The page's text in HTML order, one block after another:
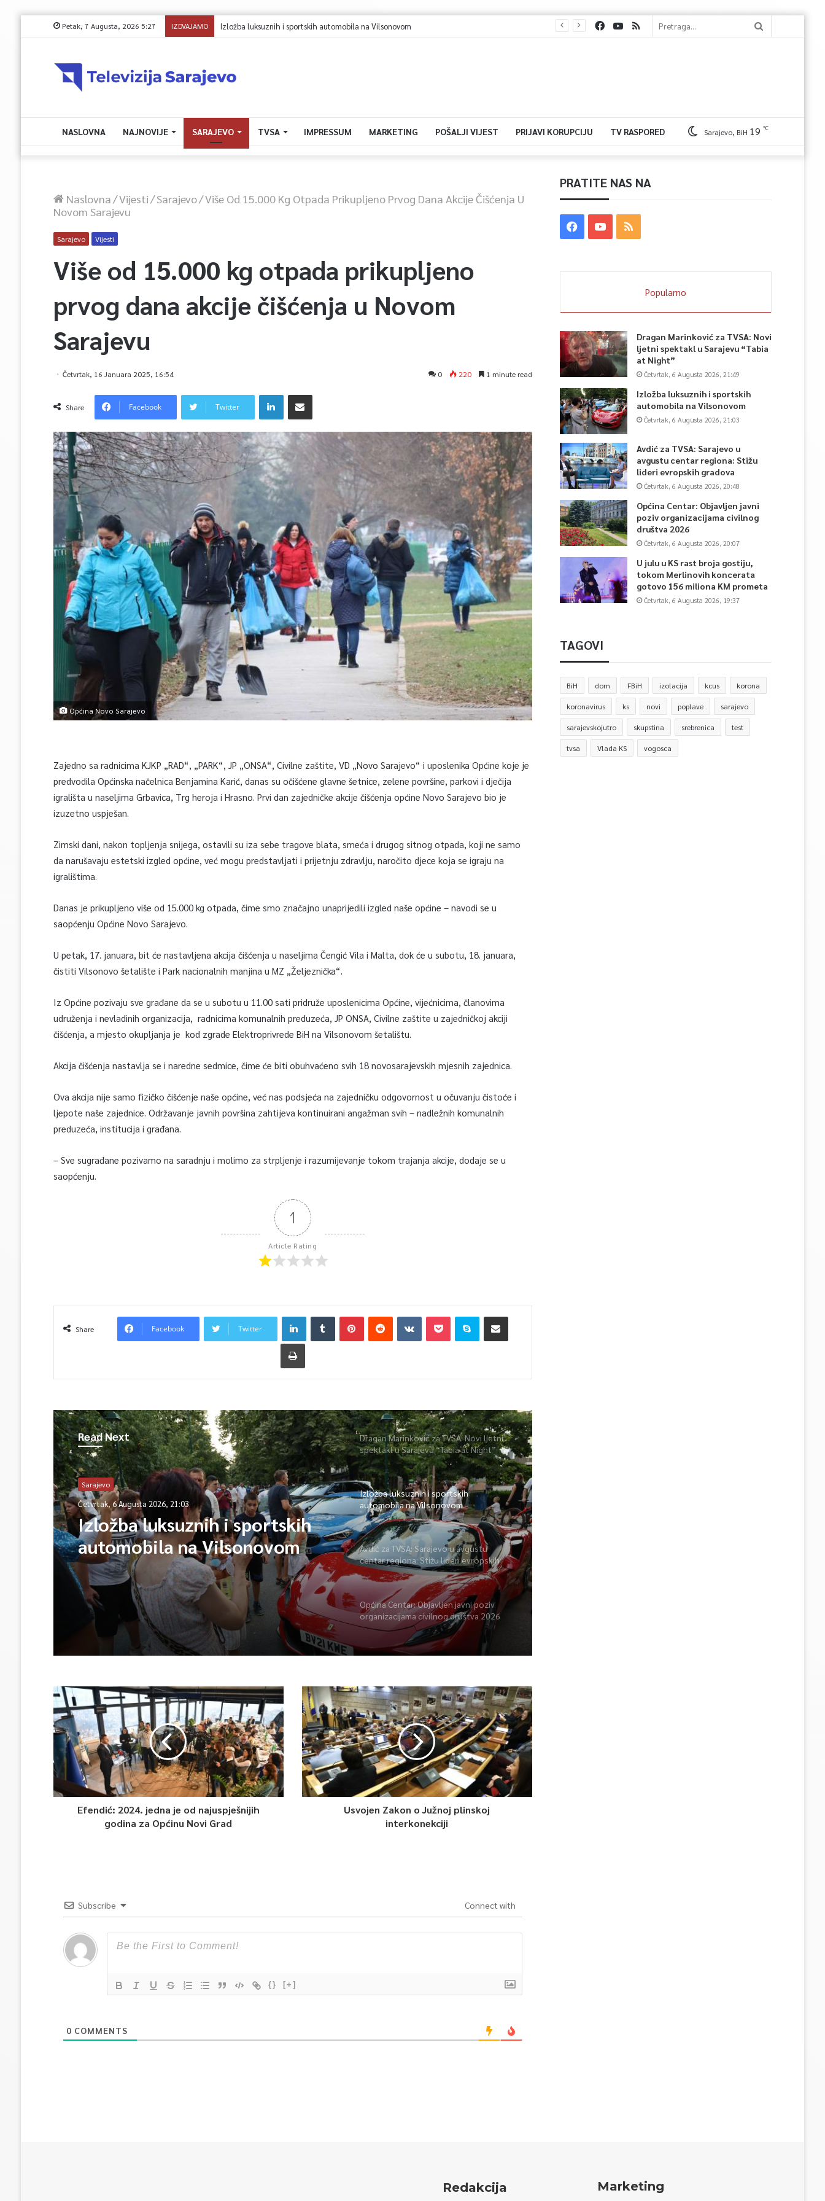
Petak, 7 Augusta, 2026 5:27 IZDVAJAMO Avdić za TVSA: Sarajevo u avgustu centar regiona: Stižu lideri evropskih gradova
NASLOVNA NAJNOVIJE SARAJEVO TVSA IMPRESSUM MARKETING POŠALJI VIJEST PRIJAVI KORUPCIJU TV RASPORED Sarajevo, BiH 19 ℃
Naslovna/Vijesti/Sarajevo/Više Od 15.000 Kg Otpada Prikupljeno Prvog Dana Akcije Čišćenja U
Novom Sarajevu
Sarajevo Vijesti
Više od 15.000 kg otpada prikupljeno
prvog dana akcije čišćenja u Novom
Sarajevu
Četvrtak, 16 Januara 2025, 16:54 0 220 1 minute read
Share Facebook Twitter
Općina Novo Sarajevo
Zajedno sa radnicima KJKP „RAD“, „PARK“, JP „ONSA“, Civilne zaštite, VD „Novo Sarajevo“ i uposlenika Općine koje je
predvodila Općinska načelnica Benjamina Karić, danas su očišćene glavne šetnice, zelene površine, parkovi i dječija
igrališta u naseljima Grbavica, Trg heroja i Hrasno. Prvi dan zajedničke akcije čišćenja općine Novo Sarajevo bio je
izuzetno uspješan.
Zimski dani, nakon topljenja snijega, ostavili su iza sebe tragove blata, smeća i drugog sitnog otpada, koji ne samo
da narušavaju estetski izgled općine, već mogu predstavljati i prijetnju zdravlju, naročito djece koja se igraju na
igralištima.
Danas je prikupljeno više od 15.000 kg otpada, čime smo značajno unaprijedili izgled naše općine – navodi se u
saopćenju Općine Novo Sarajevo.
U petak, 17. januara, bit će nastavljena akcija čišćenja u naseljima Čengić Vila i Malta, dok će u subotu, 18. januara,
čistiti Vilsonovo šetalište i Park nacionalnih manjina u MZ „Željeznička“.
Iz Općine pozivaju sve građane da se u subotu u 11.00 sati pridruže uposlenicima Općine, vijećnicima, članovima
udruženja i nevladinih organizacija, radnicima komunalnih preduzeća, JP ONSA, Civilne zaštite u zajedničkoj akciji
čišćenja, a mjesto okupljanja je kod zgrade Elektroprivrede BiH na Vilsonovom šetalištu.
Akcija čišćenja nastavlja se i naredne sedmice, čime će biti obuhvaćeno svih 18 novosarajevskih mjesnih zajednica.
Ova akcija nije samo fizičko čišćenje naše općine, već nas podsjeća na zajedničku odgovornost u očuvanju čistoće i
ljepote naše zajednice. Održavanje javnih površina zahtijeva kontinuirani angažman svih – nadležnih komunalnih
preduzeća, institucija i građana.
– Sve sugrađane pozivamo na saradnju i molimo za strpljenje i razumijevanje tokom trajanja akcije, dodaje se u
saopćenju.
1
Article Rating
Share Facebook Twitter
Read Next
Sarajevo
Četvrtak, 6 Augusta 2026, 21:03
Izložba luksuznih i sportskih
automobila na Vilsonovom
Dragan Marinković za TVSA: Novi ljetni
spektakl u Sarajevu “Tabia at Night”
Izložba luksuznih i sportskih
automobila na Vilsonovom
Avdić za TVSA: Sarajevo u avgustu
centar regiona: Stižu lideri evropskih
gradova
Općina Centar: Objavljen javni poziv
organizacijama civilnog društva 2026
Efendić: 2024. jedna je od najuspješnijih
godina za Općinu Novi Grad
Usvojen Zakon o Južnoj plinskoj
interkonekciji
Subscribe Connect with
{} [+]
0 COMMENTS
PRATITE NAS NA
Popularno
Dragan Marinković za TVSA: Novi
ljetni spektakl u Sarajevu “Tabia
at Night”
Četvrtak, 6 Augusta 2026, 21:49
Izložba luksuznih i sportskih
automobila na Vilsonovom
Četvrtak, 6 Augusta 2026, 21:03
Avdić za TVSA: Sarajevo u
avgustu centar regiona: Stižu
lideri evropskih gradova
Četvrtak, 6 Augusta 2026, 20:48
Općina Centar: Objavljen javni
poziv organizacijama civilnog
društva 2026
Četvrtak, 6 Augusta 2026, 20:07
U julu u KS rast broja gostiju,
tokom Merlinovih koncerata
gotovo 156 miliona KM prometa
Četvrtak, 6 Augusta 2026, 19:37
TAGOVI
BiH dom FBiH izolacija kcus korona
koronavirus ks novi poplave sarajevo
sarajevskojutro skupstina srebrenica test
tvsa Vlada KS vogosca
Redakcija Marketing